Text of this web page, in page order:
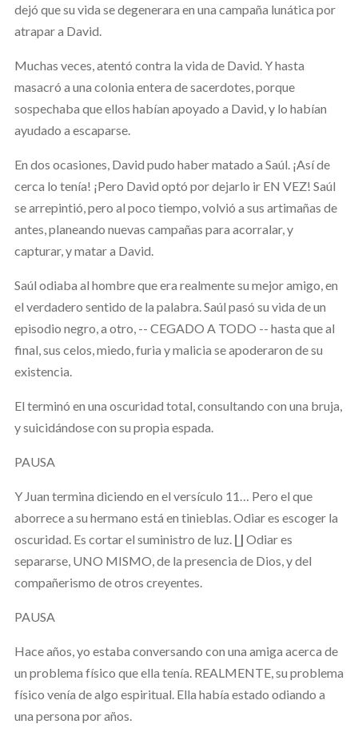
dejó que su vida se degenerara en una campaña lunática por
atrapar a David.
Muchas veces, atentó contra la vida de David. Y hasta
masacró a una colonia entera de sacerdotes, porque
sospechaba que ellos habían apoyado a David, y lo habían
ayudado a escaparse.
En dos ocasiones, David pudo haber matado a Saúl. ¡Así de
cerca lo tenía! ¡Pero David optó por dejarlo ir EN VEZ! Saúl
se arrepintió, pero al poco tiempo, volvió a sus artimañas de
antes, planeando nuevas campañas para acorralar, y
capturar, y matar a David.
Saúl odiaba al hombre que era realmente su mejor amigo, en
el verdadero sentido de la palabra. Saúl pasó su vida de un
episodio negro, a otro, -- CEGADO A TODO -- hasta que al
final, sus celos, miedo, furia y malicia se apoderaron de su
existencia.
El terminó en una oscuridad total, consultando con una bruja,
y suicidándose con su propia espada.
PAUSA
Y Juan termina diciendo en el versículo 11… Pero el que
aborrece a su hermano está en tinieblas. Odiar es escoger la
oscuridad. Es cortar el suministro de luz. ∐ Odiar es
separarse, UNO MISMO, de la presencia de Dios, y del
compañerismo de otros creyentes.
PAUSA
Hace años, yo estaba conversando con una amiga acerca de
un problema físico que ella tenía. REALMENTE, su problema
físico venía de algo espiritual. Ella había estado odiando a
una persona por años.